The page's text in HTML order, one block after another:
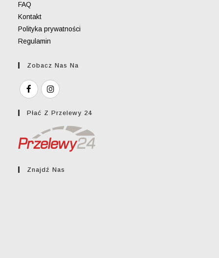
FAQ
Kontakt
Polityka prywatności
Regulamin
Zobacz Nas Na
Płać Z Przelewy 24
Znajdź Nas